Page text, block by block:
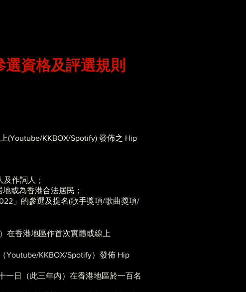
選資格及評選規則
(Youtube/KKBOX/Spotify) 發佈之 Hip
作詞人；
或為香港合法居民；
」的參選及提名(歌手獎項/歌曲獎項/
在香港地區作首次實體或線上
Youtube/KKBOX/Spotify）發佈 Hip
一日（此三年內）在香港地區於一百名